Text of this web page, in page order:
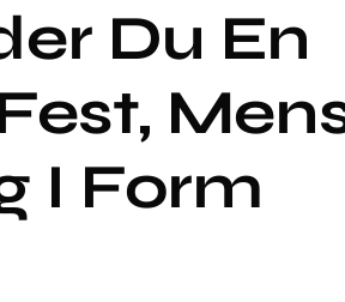
Du En
I Form